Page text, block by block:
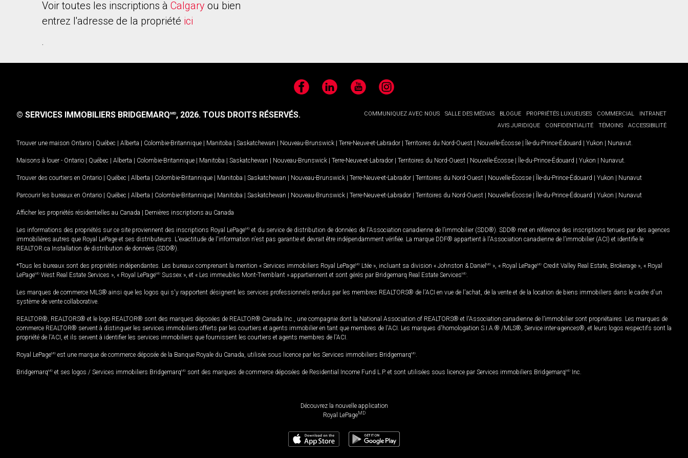
Voir toutes les inscriptions à Calgary ou bien
entrez l'adresse de la propriété ici
.
FacebookLinkedIn YouTubeInstagram
COMMUNIQUEZ AVEC NOUS SALLE DES MÉDIAS BLOGUE PROPRIÉTÉS LUXUEUSES COMMERCIAL
INTRANET
AVIS JURIDIQUE
CONFIDENTIALITÉ TÉMOINS ACCESSIBILITÉ
© SERVICES IMMOBILIERS BRIDGEMARQMD, 2026. TOUS DROITS RÉSERVÉS.
Trouver une maison Ontario | Québec | Alberta | Colombie-Britannique | Manitoba | Saskatchewan | Nouveau-Brunswick | Terre-Neuve-et-Labrador | Territoires du Nord-Ouest | Nouvelle-Écosse | Île-du-Prince-Édouard | Yukon | Nunavut
Maisons à louer - Ontario | Québec | Alberta | Colombie-Britannique | Manitoba | Saskatchewan | Nouveau-Brunswick | Terre-Neuve-et-Labrador | Territoires du Nord-Ouest | Nouvelle-Écosse | Île-du-Prince-Édouard | Yukon | Nunavut
Trouver des courtiers en Ontario | Québec | Alberta | Colombie-Britannique | Manitoba | Saskatchewan | Nouveau-Brunswick | Terre-Neuve-et-Labrador | Territoires du Nord-Ouest | Nouvelle-Écosse | Île-du-Prince-Édouard | Yukon | Nunavut
Parcourir les bureaux en Ontario | Québec | Alberta | Colombie-Britannique | Manitoba | Saskatchewan | Nouveau-Brunswick | Terre-Neuve-et-Labrador | Territoires du Nord-Ouest | Nouvelle-Écosse | Île-du-Prince-Édouard | Yukon | Nunavut
Afficher les propriétés résidentielles au Canada | Dernières inscriptions au Canada
Les informations des propriétés sur ce site proviennent des inscriptions Royal LePageMD et du service de distribution de données de l'Association canadienne de l’immobilier (SDD®). SDD® met en référence des inscriptions tenues par des agences
immobilières autres que Royal LePage et ses distributeurs. L'exactitude de l'information n'est pas garantie et devrait être indépendamment vérifiée. La marque DDF® appartient à l'Association canadienne de l’immobilier (ACI) et identifie le
REALTOR.ca Installation de distribution de données (SDD®).
*Tous les bureaux sont des propriétés indépendantes. Les bureaux comprenant la mention « Services immobiliers Royal LePageMD Ltée », incluant sa division « Johnston & Daniel MD », « Royal LePageMD Credit Valley Real Estate, Brokerage », « Royal
LePageMD West Real Estate Services », « Royal LePageMD Sussex », et « Les immeubles Mont-Tremblant » appartiennent et sont gérés par Bridgemarq Real Estate ServicesMD
Les marques de commerce MLS® ainsi que les logos qui s'y rapportent désignent les services professionnels rendus par les membres REALTORS® de l'ACI en vue de l'achat, de la vente et de la location de biens immobiliers dans le cadre d'un
système de vente collaborative.
REALTOR®, REALTORS® et le logo REALTOR® sont des marques déposées de REALTOR® Canada Inc., une compagnie dont la National Association of REALTORS® et l'Association canadienne de l’immobilier sont propriétaires. Les marques de
commerce REALTOR® servent à distinguer les services immobiliers offerts par les courtiers et agents immobilier en tant que membres de l'ACI. Les marques d'homologation S.I.A.® /MLS®, Service inter-agences®, et leurs logos respectifs sont la
propriété de l'ACI, et ils servent à identifier les services immobiliers que fournissent les courtiers et agents membres de l'ACI.
Royal LePageMD est une marque de commerce déposée de la Banque Royale du Canada, utilisée sous licence par les Services immobiliers BridgemarqMD
BridgemarqMD et ses logos / Services immobiliers BridgemarqMD sont des marques de commerce déposées de Residential Income Fund L.P. et sont utilisées sous licence par Services immobiliers BridgemarqMD Inc.
Découvrez la nouvelle application
Royal LePageMD